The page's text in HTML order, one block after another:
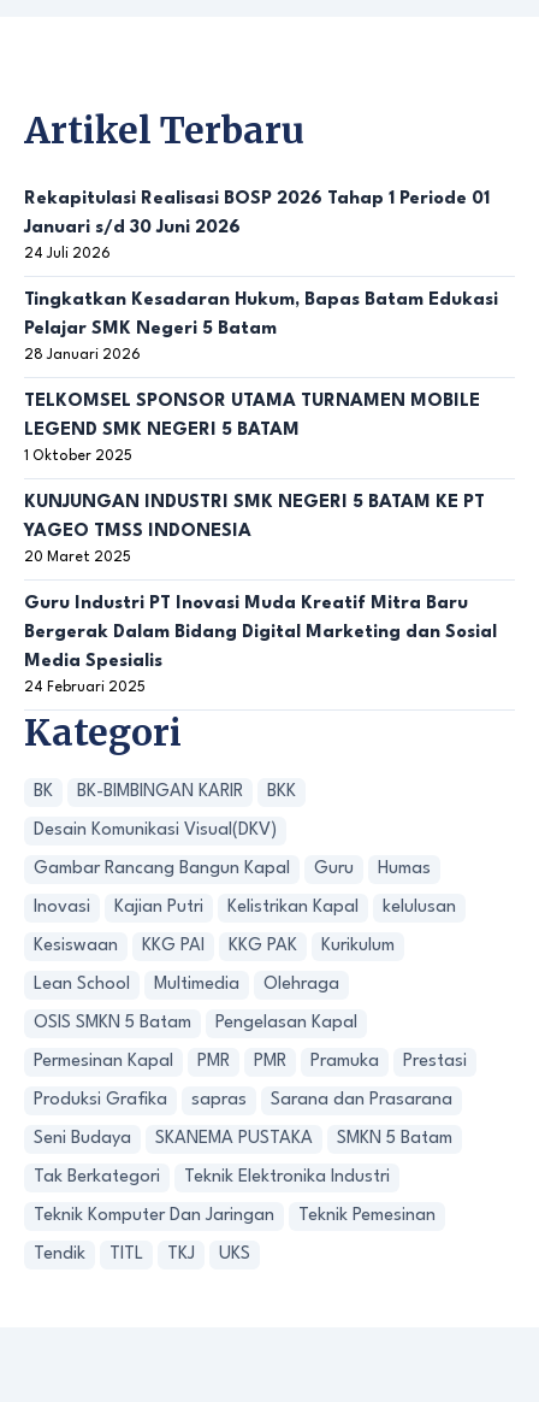
Artikel Terbaru
Rekapitulasi Realisasi BOSP 2026 Tahap 1 Periode 01
Januari s/d 30 Juni 2026
24 Juli 2026
Tingkatkan Kesadaran Hukum, Bapas Batam Edukasi
Pelajar SMK Negeri 5 Batam
28 Januari 2026
TELKOMSEL SPONSOR UTAMA TURNAMEN MOBILE
LEGEND SMK NEGERI 5 BATAM
1 Oktober 2025
KUNJUNGAN INDUSTRI SMK NEGERI 5 BATAM KE PT
YAGEO TMSS INDONESIA
20 Maret 2025
Guru Industri PT Inovasi Muda Kreatif Mitra Baru
Bergerak Dalam Bidang Digital Marketing dan Sosial
Media Spesialis
24 Februari 2025
Kategori
BK BK-BIMBINGAN KARIR BKK
Desain Komunikasi Visual(DKV)
Gambar Rancang Bangun Kapal Guru Humas
Inovasi Kajian Putri Kelistrikan Kapal kelulusan
Kesiswaan KKG PAI KKG PAK Kurikulum
Lean School Multimedia Olehraga
OSIS SMKN 5 Batam Pengelasan Kapal
Permesinan Kapal PMR PMR Pramuka Prestasi
Produksi Grafika sapras Sarana dan Prasarana
Seni Budaya SKANEMA PUSTAKA SMKN 5 Batam
Tak Berkategori Teknik Elektronika Industri
Teknik Komputer Dan Jaringan Teknik Pemesinan
Tendik TITL TKJ UKS